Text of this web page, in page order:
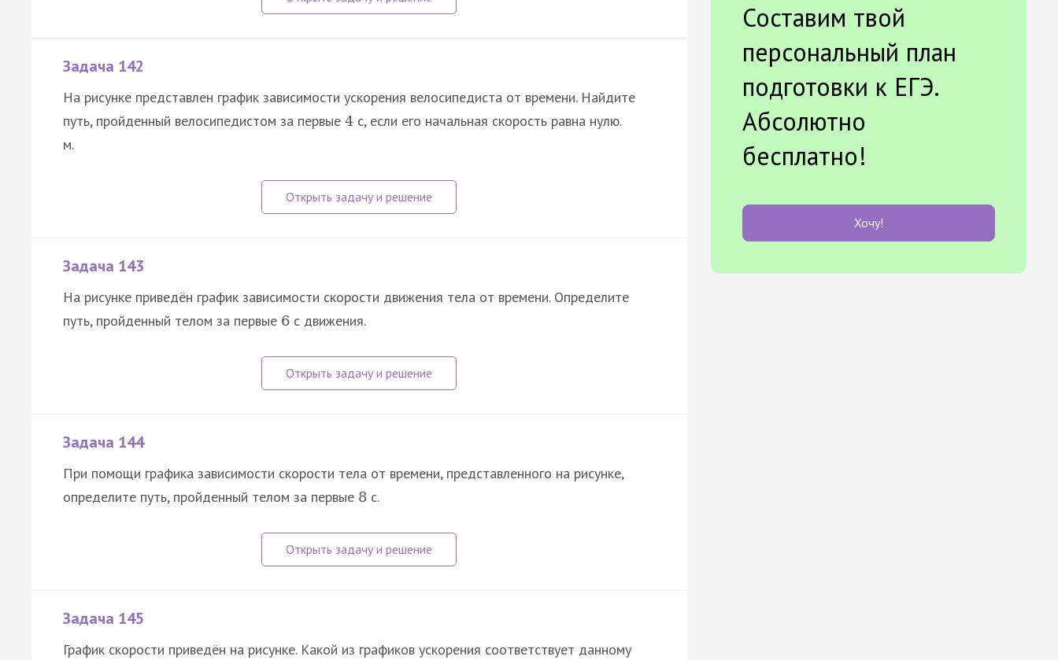
Задача 142
На рисунке представлен график зависимости ускорения велосипедиста от времени. Найдите
путь, пройденный велосипедистом за первые 4 с, если его начальная скорость равна нулю.
м.
Задача 143
На рисунке приведён график зависимости скорости движения тела от времени. Определите
путь, пройденный телом за первые 6 с движения.
Задача 144
При помощи графика зависимости скорости тела от времени, представленного на рисунке,
определите путь, пройденный телом за первые 8 с.
Задача 145
График скорости приведён на рисунке. Какой из графиков ускорения соответствует данному
Составим твой
персональный план
подготовки к ЕГЭ.
Абсолютно
бесплатно!
Хочу!